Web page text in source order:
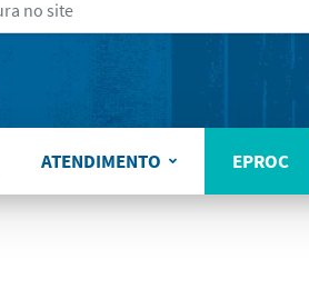
ATENDIMENTO EPROC